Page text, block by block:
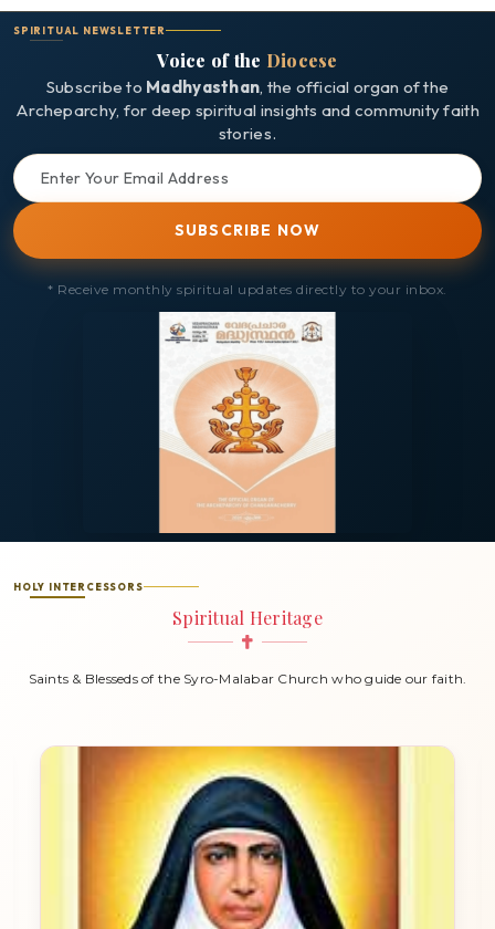
SPIRITUAL NEWSLETTER
Voice of the Diocese
Subscribe to Madhyasthan, the official organ of the
Archeparchy, for deep spiritual insights and community faith
stories.
SUBSCRIBE NOW
* Receive monthly spiritual updates directly to your inbox.
HOLY INTERCESSORS
Spiritual Heritage
Saints & Blesseds of the Syro-Malabar Church who guide our faith.